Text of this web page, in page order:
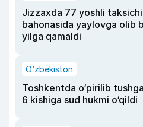
Jizzaxda 77 yoshli
bahonasida yaylovga olib
yilga qamaldi
O‘zbekiston
Toshkentda o‘pirilib
6 kishiga sud hukmi o‘qildi